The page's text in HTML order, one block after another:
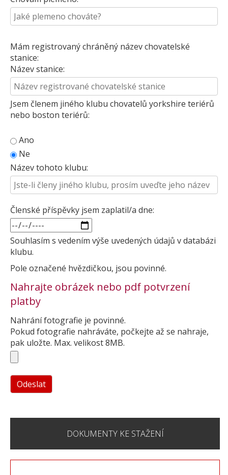
Mám registrovaný chráněný název chovatelské
stanice:
Název stanice:
Jsem členem jiného klubu chovatelů yorkshire teriérů
nebo boston teriérů:
Ano
Ne
Název tohoto klubu:
Členské příspěvky jsem zaplatil/a dne:
Souhlasím s vedením výše uvedených údajů v databázi
klubu.
Pole označené hvězdičkou, jsou povinné.
Nahrajte obrázek nebo pdf potvrzení
platby
Nahrání fotografie je povinné.
Pokud fotografie nahráváte, počkejte až se nahraje,
pak uložte. Max. velikost 8MB.
DOKUMENTY KE STAŽENÍ